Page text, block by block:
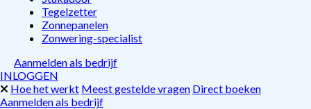
Tegelzetter
Zonnepanelen
Zonwering-specialist
Aanmelden als bedrijf
INLOGGEN
Hoe het werkt Meest gestelde vragen Direct boeken
Aanmelden als bedrijf